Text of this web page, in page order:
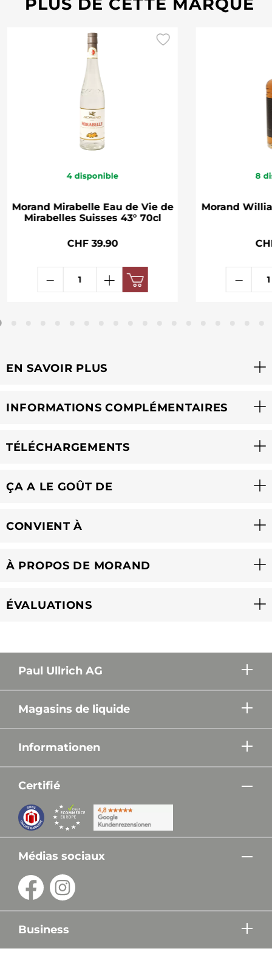
4 disponible
Morand Mirabelle Eau de Vie de
Mirabelles Suisses 43° 70cl
CHF 39.90
8
Morand
EN SAVOIR PLUS
INFORMATIONS COMPLÉMENTAIRES
TÉLÉCHARGEMENTS
ÇA A LE GOÛT DE
CONVIENT À
À PROPOS DE MORAND
ÉVALUATIONS
Paul Ullrich AG
Magasins de liquide
Informationen
Certifié
Médias sociaux
Business